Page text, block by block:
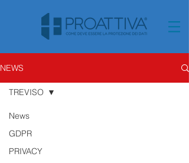
NEWS
News
GDPR
PRIVACY
TREVISO